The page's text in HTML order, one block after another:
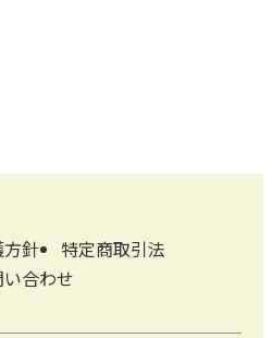
針
特定商取引法
合わせ